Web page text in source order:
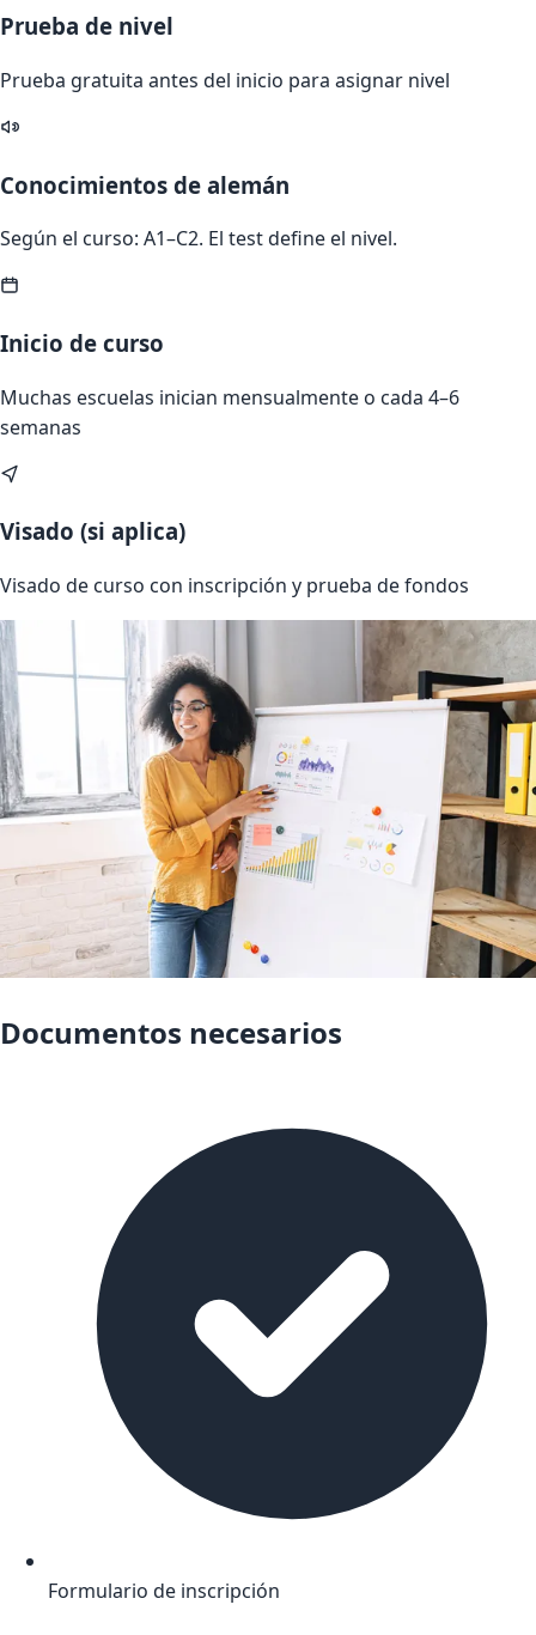
Prueba de nivel
Prueba gratuita antes del inicio para asignar nivel
Conocimientos de alemán
Según el curso: A1–C2. El test define el nivel.
Inicio de curso
Muchas escuelas inician mensualmente o cada 4–6
semanas
Visado (si aplica)
Visado de curso con inscripción y prueba de fondos
Documentos necesarios
Formulario de inscripción